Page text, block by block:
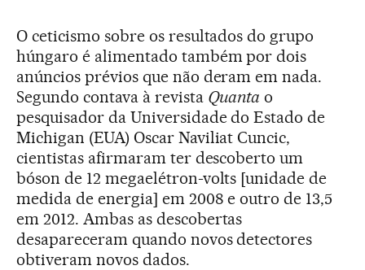
O ceticismo sobre os resultados do grupo
húngaro é alimentado também por dois
anúncios prévios que não deram em nada.
Segundo contava à revista Quanta o
pesquisador da Universidade do Estado de
Michigan (EUA) Oscar Naviliat Cuncic,
cientistas afirmaram ter descoberto um
bóson de 12 megaelétron-volts [unidade de
medida de energia] em 2008 e outro de 13,5
em 2012. Ambas as descobertas
desapareceram quando novos detectores
obtiveram novos dados.